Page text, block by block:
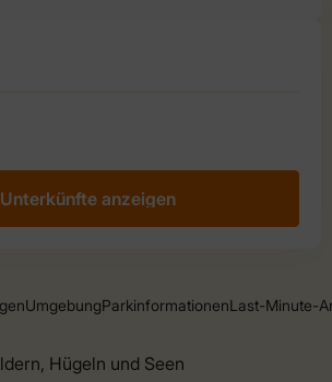
Unterkünfte anzeigen